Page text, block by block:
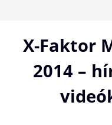
contentX-Faktor
2014 –